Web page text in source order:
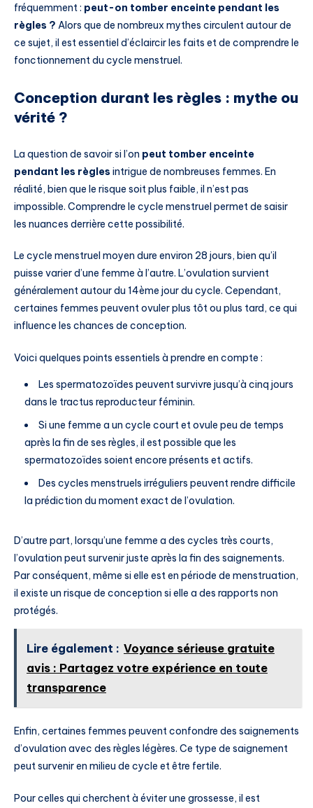
fréquemment : peut-on tomber enceinte pendant les
règles ? Alors que de nombreux mythes circulent autour de
ce sujet, il est essentiel d’éclaircir les faits et de comprendre le
fonctionnement du cycle menstruel.
Conception durant les règles : mythe ou
vérité ?
La question de savoir si l’on peut tomber enceinte
pendant les règles intrigue de nombreuses femmes. En
réalité, bien que le risque soit plus faible, il n’est pas
impossible. Comprendre le cycle menstruel permet de saisir
les nuances derrière cette possibilité.
Le cycle menstruel moyen dure environ 28 jours, bien qu’il
puisse varier d’une femme à l’autre. L’ovulation survient
généralement autour du 14ème jour du cycle. Cependant,
certaines femmes peuvent ovuler plus tôt ou plus tard, ce qui
influence les chances de conception.
Voici quelques points essentiels à prendre en compte :
Les spermatozoïdes peuvent survivre jusqu’à cinq jours
dans le tractus reproducteur féminin.
Si une femme a un cycle court et ovule peu de temps
après la fin de ses règles, il est possible que les
spermatozoïdes soient encore présents et actifs.
Des cycles menstruels irréguliers peuvent rendre difficile
la prédiction du moment exact de l’ovulation.
D’autre part, lorsqu’une femme a des cycles très courts,
l’ovulation peut survenir juste après la fin des saignements.
Par conséquent, même si elle est en période de menstruation,
il existe un risque de conception si elle a des rapports non
protégés.
Lire également : Voyance sérieuse gratuite
avis : Partagez votre expérience en toute
transparence
Enfin, certaines femmes peuvent confondre des saignements
d’ovulation avec des règles légères. Ce type de saignement
peut survenir en milieu de cycle et être fertile.
Pour celles qui cherchent à éviter une grossesse, il est